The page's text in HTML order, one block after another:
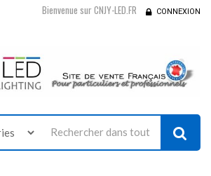
Bienvenue sur CNJY-LED.FR CONNEXION